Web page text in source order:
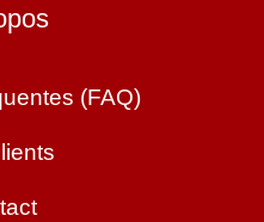
(FAQ)